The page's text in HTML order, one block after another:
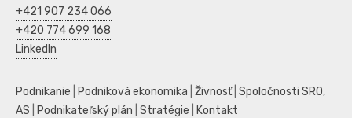
+421 907 234 066
+420 774 699 168
LinkedIn
Podnikanie Podniková ekonomika Živnosť| Spoločnosti SRO,
AS
Podnikateľský plán Stratégie Kontakt